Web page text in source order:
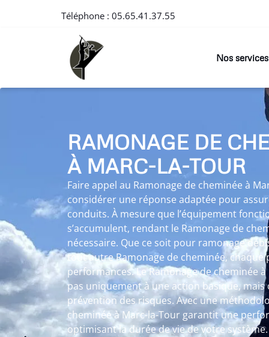
Téléphone : 05.65.41.37.55
Nos services
RAMONAGE DE
À MARC-LA-TOUR
Faire appel au Ramonage de cheminée à
considérer une réponse adaptée pour
conduits. À mesure que l’équipement
s’accumulent, rendant le Ramonage de
nécessaire. Que ce soit pour ramonage
tout autre Ramonage de cheminée, chaque
performances. Le Ramonage de cheminée
pas uniquement à une action basique,
prévention des risques. Avec une
cheminée à Marc-la-Tour garantit une
optimisant la durée de vie de votre système.